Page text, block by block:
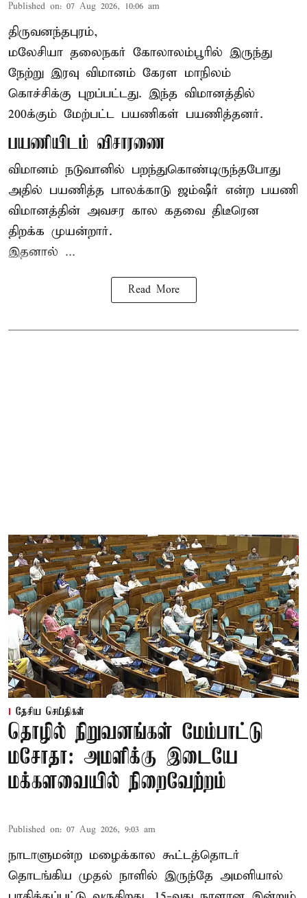
Published on: 07 Aug 2026, 10:06 am
திருவனந்தபுரம்,
மலேசியா தலைநகர் கோலாலம்பூரில் இருந்து
நேற்று இரவு விமானம் கேரள மாநிலம்
கொச்சிக்கு புறப்பட்டது. இந்த விமானத்தில்
200க்கும் மேற்பட்ட பயணிகள் பயணித்தனர்.
பயணியிடம் விசாரணை
விமானம் நடுவானில் பறந்துகொண்டிருந்தபோது
அதில் பயணித்த பாலக்காடு ஜம்ஷீர் என்ற பயணி
விமானத்தின் அவசர கால கதவை திடீரென
திறக்க முயன்றார்.
இதனால் ...
Read More
தேசிய செய்திகள்
தொழில் நிறுவனங்கள் மேம்பாட்டு
மசோதா: அமளிக்கு இடையே
மக்களவையில் நிறைவேற்றம்
Published on: 07 Aug 2026, 9:03 am
நாடாளுமன்ற மழைக்கால கூட்டத்தொடர்
தொடங்கிய முதல் நாளில் இருந்தே அமளியால்